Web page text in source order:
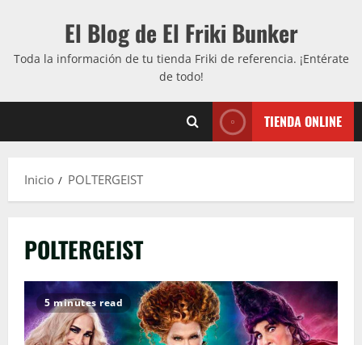
El Blog de El Friki Bunker
Toda la información de tu tienda Friki de referencia. ¡Entérate
de todo!
TIENDA ONLINE
Inicio POLTERGEIST
POLTERGEIST
5 minutes read